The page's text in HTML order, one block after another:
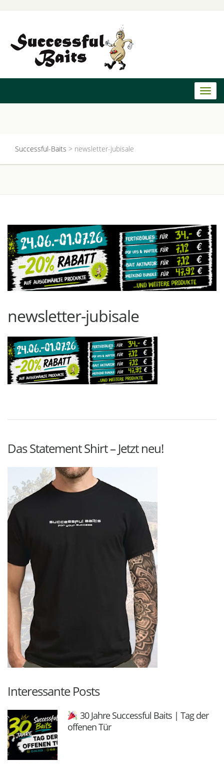
Successful-Baits > newsletter-jubisale
newsletter-jubisale
Das Statement Shirt – Jetzt neu!
Interessante Posts
30 Jahre Successful Baits | Tag der
offenen Tür